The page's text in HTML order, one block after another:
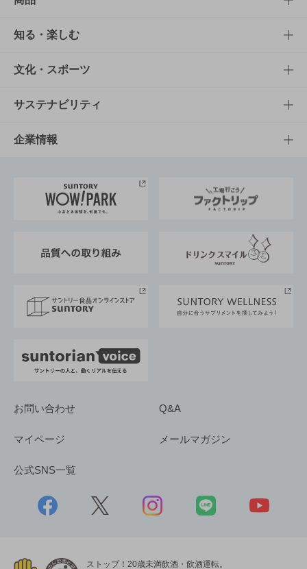
商品TOP
商品一覧
商品発売情報
栄養成分一覧
知る・楽しむ
知る・楽しむTOP
キャンペーン
工場見学
地域情報
文化・スポーツ
文化・スポーツTOP
サントリーホール
サントリーサンバーズ大阪
サステナビリティ
サステナビリティTOP
サントリーが考えるサステナビリティ経営
企業情報
企業概要
採用情報
お問い合わせ Q&A
マイページ メールマガジン
公式SNS一覧
ストップ！20歳未満飲酒・飲酒運転。